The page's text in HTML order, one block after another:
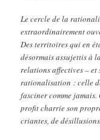
Le cercle de la
extraordinairement
Des territoires qui en
désormais assujettis à
relations affectives – et
rationalisation : celle
fasciner comme
profit charrie son
criantes, de